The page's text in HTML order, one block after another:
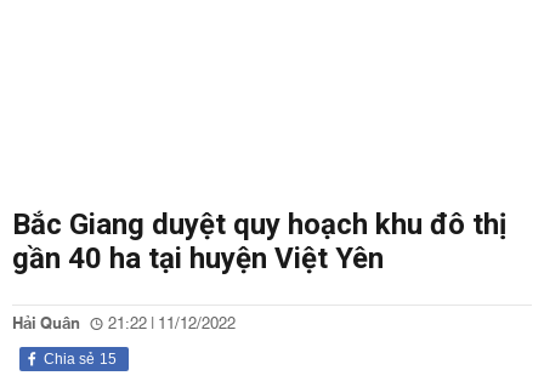
Bắc Giang duyệt quy hoạch khu đô thị
gần 40 ha tại huyện Việt Yên
Hải Quân 21:22 | 11/12/2022
15
Chia sẻ